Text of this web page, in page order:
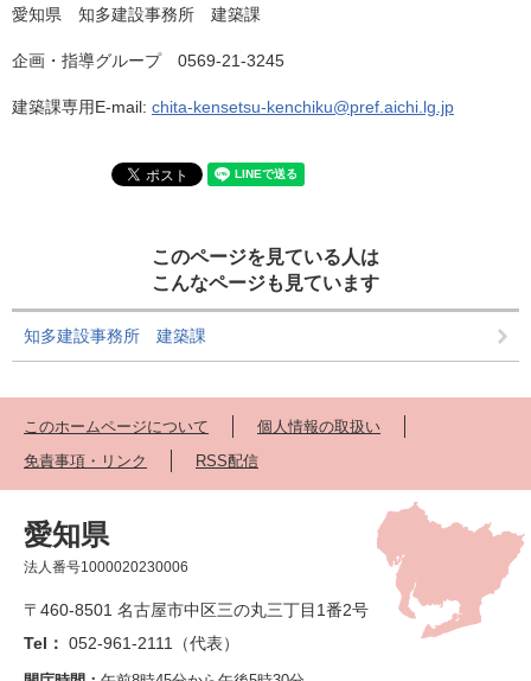
愛知県 知多建設事務所 建築課
企画・指導グループ 0569-21-3245
建築課専用E-mail: chita-kensetsu-kenchiku@pref.aichi.lg.jp
このページを見ている人は
こんなページも見ています
知多建設事務所 建築課
このホームページについて
個人情報の取扱い
免責事項・リンク
RSS配信
愛知県
法人番号1000020230006
〒460-8501 名古屋市中区三の丸三丁目1番2号
Tel： 052-961-2111（代表）